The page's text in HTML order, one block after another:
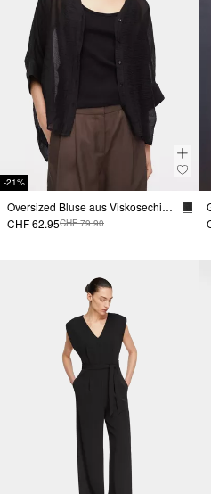
-21%
Oversized Bluse aus Viskosechiffon
CHF 62.95CHF 79.90